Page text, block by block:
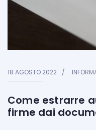
18 AGOSTO 2022
Come estrarre
firme dai